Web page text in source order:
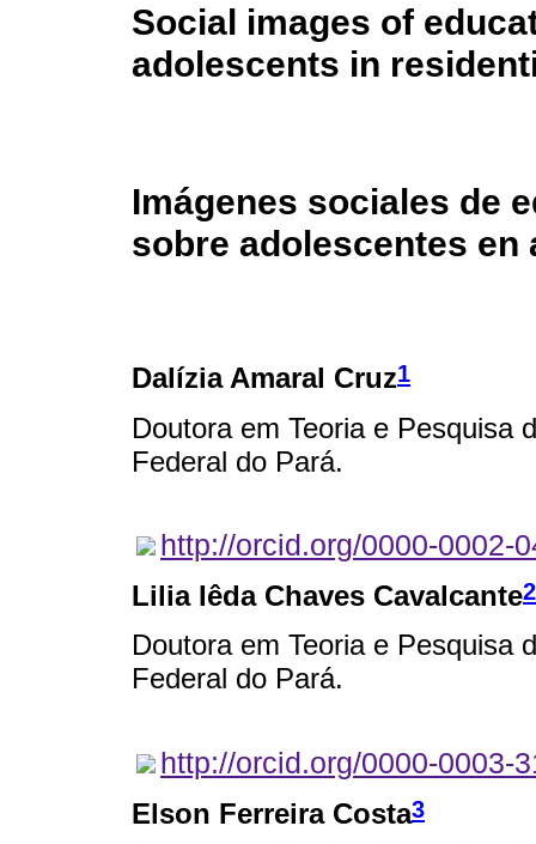
Social images of
adolescents in
Imágenes sociales de
sobre adolescentes
Dalízia Amaral Cruz1
Doutora em Teoria e Pesquisa
Federal do Pará.
http://orcid.org/0000-0002-
Lilia Iêda Chaves Cavalcante2
Doutora em Teoria e Pesquisa
Federal do Pará.
http://orcid.org/0000-0003-
Elson Ferreira Costa3